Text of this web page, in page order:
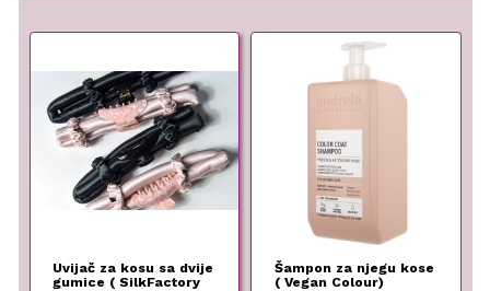
Uvijač za kosu sa dvije
gumice ( SilkFactory
Šampon za njegu kose
( Vegan Colour)